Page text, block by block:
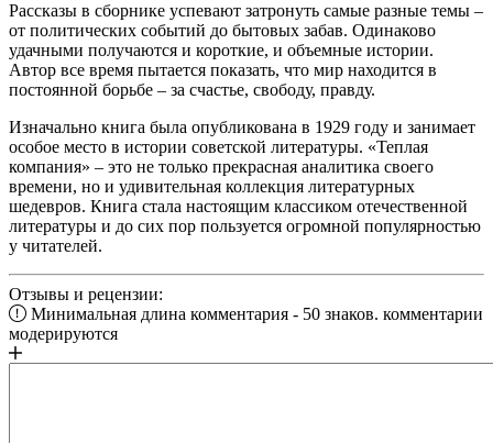
Рассказы в сборнике успевают затронуть самые разные темы –
от политических событий до бытовых забав. Одинаково
удачными получаются и короткие, и объемные истории.
Автор все время пытается показать, что мир находится в
постоянной борьбе – за счастье, свободу, правду.
Изначально книга была опубликована в 1929 году и занимает
особое место в истории советской литературы. «Теплая
компания» – это не только прекрасная аналитика своего
времени, но и удивительная коллекция литературных
шедевров. Книга стала настоящим классиком отечественной
литературы и до сих пор пользуется огромной популярностью
у читателей.
Отзывы и рецензии:
Минимальная длина комментария - 50 знаков. комментарии
модерируются